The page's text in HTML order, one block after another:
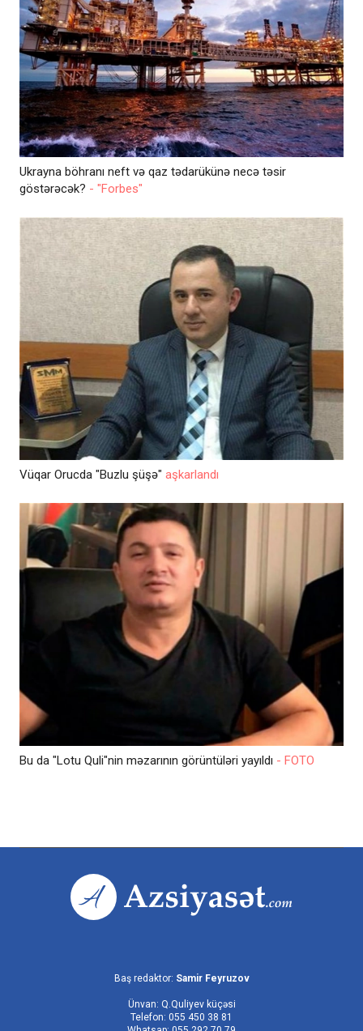
Ukrayna böhranı neft və qaz tədarükünə necə təsir
göstərəcək? - "Forbes"
Vüqar Orucda "Buzlu şüşə" aşkarlandı
Bu da "Lotu Quli"nin məzarının görüntüləri yayıldı - FOTO
Baş redaktor: Samir Feyruzov
Ünvan: Q.Quliyev küçəsi
Telefon: 055 450 38 81